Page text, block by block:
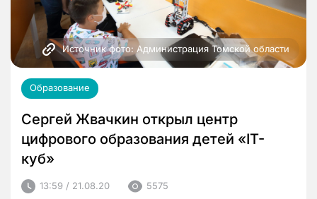
Источник фото: Администрация Томской области
Образование
Сергей Жвачкин открыл центр
цифрового образования детей «IT-
куб»
13:59 / 21.08.20 5575